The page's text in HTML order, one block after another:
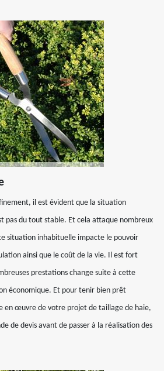
il est évident que la situation
pas du tout stable. Et cela attaque nombreux
situation inhabituelle impacte le pouvoir
ainsi que le coût de la vie. Il est fort
prestations change suite à cette
économique. Et pour tenir bien prêt
en œuvre de votre projet de taillage de haie,
de devis avant de passer à la réalisation des